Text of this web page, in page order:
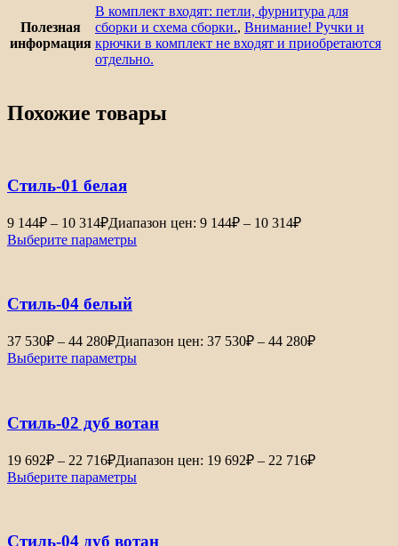
Полезная
информация
В комплект входят: петли, фурнитура для
сборки и схема сборки., Внимание! Ручки и
крючки в комплект не входят и приобретаются
отдельно.
Похожие товары
Стиль-01 белая
9 144₽ – 10 314₽Диапазон цен: 9 144₽ – 10 314₽
Выберите параметры
Стиль-04 белый
37 530₽ – 44 280₽Диапазон цен: 37 530₽ – 44 280₽
Выберите параметры
Стиль-02 дуб вотан
19 692₽ – 22 716₽Диапазон цен: 19 692₽ – 22 716₽
Выберите параметры
Стиль-04 дуб вотан